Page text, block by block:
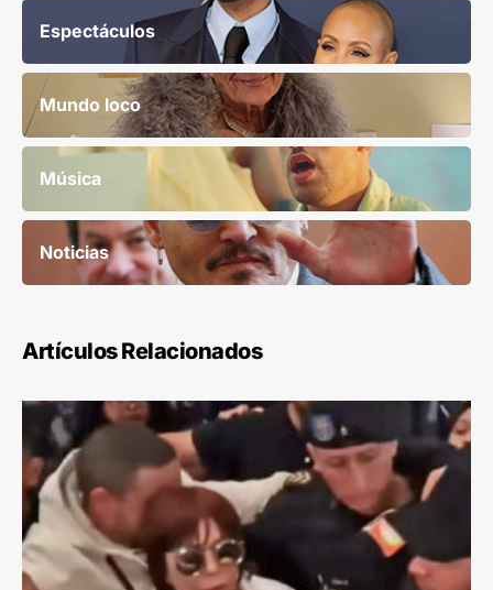
Espectáculos
Mundo loco
Música
Noticias
Artículos Relacionados